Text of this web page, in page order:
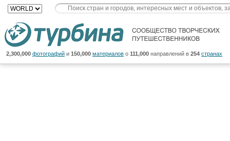
2,300,000 фотографий и 150,000 материалов о 111,000 направлений в 254 странах